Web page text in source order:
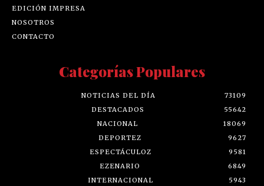
EDICIÓN IMPRESA
NOSOTROS
CONTACTO
Categorías Populares
NOTICIAS DEL DÍA
73109
DESTACADOS
55642
NACIONAL
18069
DEPORTEZ
9627
ESPECTÁCULOZ
9581
EZENARIO
6849
INTERNACIONAL
5943